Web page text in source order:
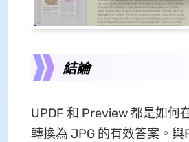
結論
UPDF 和 Preview 都是如何
轉換為 JPG 的有效答案。與